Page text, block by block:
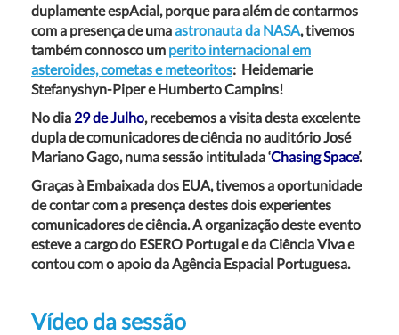
duplamente espAcial, porque para além de contarmos
com a presença de umaastronauta da NASA, tivemos
também connosco um perito internacional em
asteroides, cometas e meteoritos: Heidemarie
Stefanyshyn-PipereHumberto Campins!
No dia 29 de Julho, recebemos a visita desta excelente
dupla de comunicadores de ciência no auditório José
Mariano Gago, numa sessão intitulada ‘Chasing Space’.
Graças à Embaixada dos EUA, tivemos a oportunidade
de contar com a presença destes dois experientes
comunicadores de ciência. A organização deste evento
esteve a cargo do ESERO Portugal e da Ciência Viva e
contou com o apoio da Agência Espacial Portuguesa.
Vídeo da sessão